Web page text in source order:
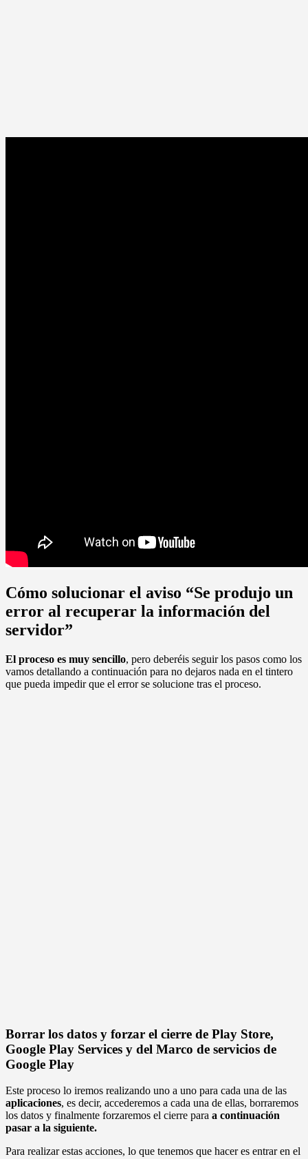
Cómo solucionar el aviso “Se produjo un
error al recuperar la información del
servidor”
El proceso es muy sencillo, pero deberéis seguir los pasos como los
vamos detallando a continuación para no dejaros nada en el tintero
que pueda impedir que el error se solucione tras el proceso.
Borrar los datos y forzar el cierre de Play Store,
Google Play Services y del Marco de servicios de
Google Play
Este proceso lo iremos realizando uno a uno para cada una de las
aplicaciones, es decir, accederemos a cada una de ellas, borraremos
los datos y finalmente forzaremos el cierre para a continuación
pasar a la siguiente.
Para realizar estas acciones, lo que tenemos que hacer es entrar en el